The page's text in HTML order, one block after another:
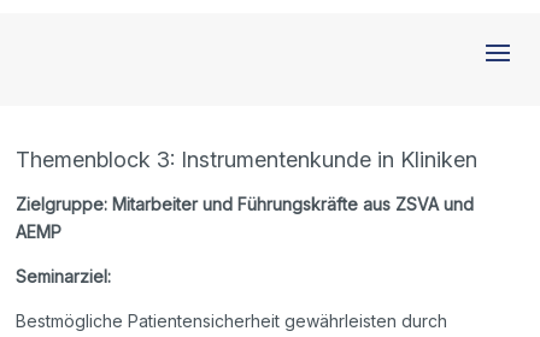
Themenblock 3: Instrumentenkunde in Kliniken
Zielgruppe: Mitarbeiter und Führungskräfte aus ZSVA und
AEMP
Seminarziel:
Bestmögliche Patientensicherheit gewährleisten durch